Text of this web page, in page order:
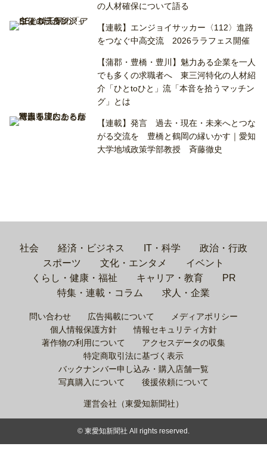
の人材確保について語る
【連載】エンジョイサッカー〈112〉進路
をつなぐ中高交流 2026ララフェス開催
【蒲郡・豊橋・豊川】魅力ある企業を一人
でも多くの求職者へ 東三河特化の人材紹
介「ひとtoひと」流「本音を拾うマッチン
グ」とは
【連載】発言 過去・現在・未来へとつな
がる交流を 豊橋と鶴岡の縁いかす｜愛知
大学地域政策学部教授 斉藤徹史
社会 経済・ビジネス IT・科学
政治・行政
スポーツ
文化・エンタメ
イベント
くらし・健康・福祉
キャリア・教育
PR
特集・連載・コラム
求人・企業
問い合わせ 広告掲載について
メディアポリシー
個人情報保護方針
情報セキュリティ方針
著作物の利用について
アクセスデータの収集
特定商取引法に基づく表示
バックナンバー申し込み・購入店舗一覧
写真購入について
後援依頼について
運営会社（東愛知新聞社）
© 東愛知新聞社 All rights reserved.